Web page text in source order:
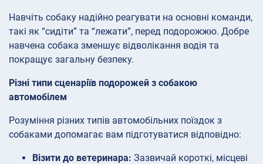
Навчіть собаку надійно реагувати на основні команди,
такі як “сидіти” та “лежати”, перед подорожжю. Добре
навчена собака зменшує відволікання водія та
покращує загальну безпеку.
Різні типи сценаріїв подорожей з собакою
автомобілем
Розуміння різних типів автомобільних поїздок з
собаками допомагає вам підготуватися відповідно:
Візити до ветеринара: Зазвичай короткі, місцеві